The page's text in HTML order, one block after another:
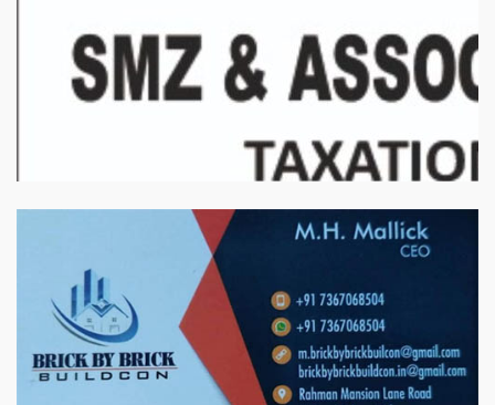
बिरादराने मिलात – अतिना वेलफ़ेयर फाउंडेशन, बेरोजगार महिलाओं के लिए बेहतर
स्वयं रोजगार के एक बेहतर अवसर प्रदान करने जा रहा है जिसके लिये महिलाओं